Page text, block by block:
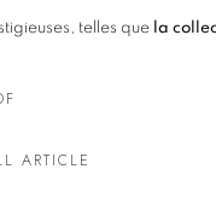
telles que la
ARTICLE